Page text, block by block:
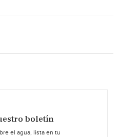
boletín
el agua, lista en tu